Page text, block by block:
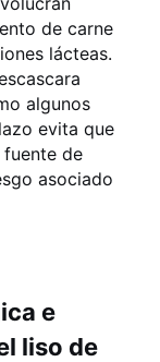
de carne
lácteas.
algunos
evita que
de
asociado
e
liso de